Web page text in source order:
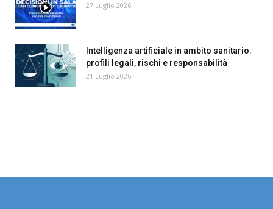
27 Luglio 2026
Intelligenza artificiale in ambito sanitario:
profili legali, rischi e responsabilità
21 Luglio 2026